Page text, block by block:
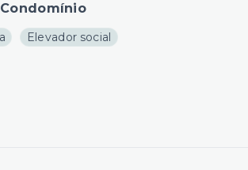
Elevador social